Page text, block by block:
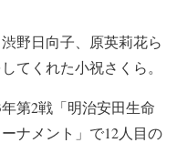
野日向子、原英莉花ら
てくれた小祝さくら。
第2戦「明治安田生命
ナメント」で12人目の